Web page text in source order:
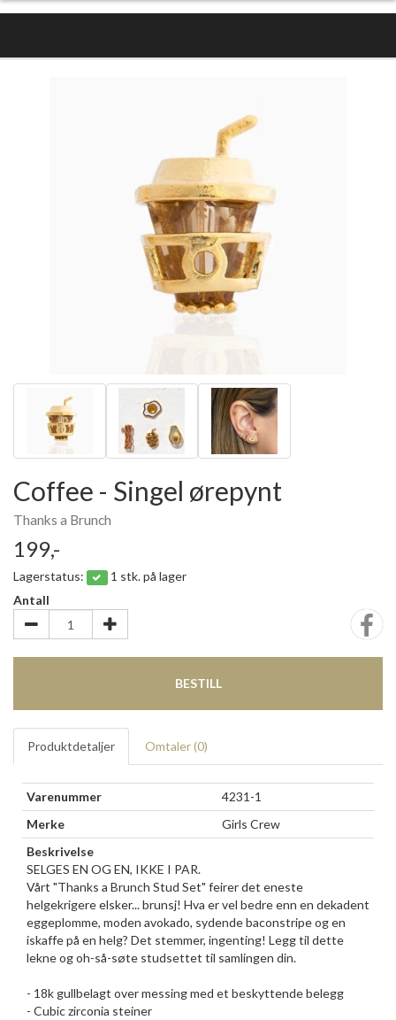
Coffee - Singel ørepynt
Thanks a Brunch
199,-
Lagerstatus:
1 stk. på lager
Antall
BESTILL
Produktdetaljer Omtaler (0)
Varenummer
4231-1
Merke
Girls Crew
Beskrivelse
SELGES EN OG EN, IKKE I PAR.
Vårt "Thanks a Brunch Stud Set" feirer det eneste
helgekrigere elsker... brunsj! Hva er vel bedre enn en dekadent
eggeplomme, moden avokado, sydende baconstripe og en
iskaffe på en helg? Det stemmer, ingenting! Legg til dette
lekne og oh-så-søte studsettet til samlingen din.
- 18k gullbelagt over messing med et beskyttende belegg
- Cubic zirconia steiner